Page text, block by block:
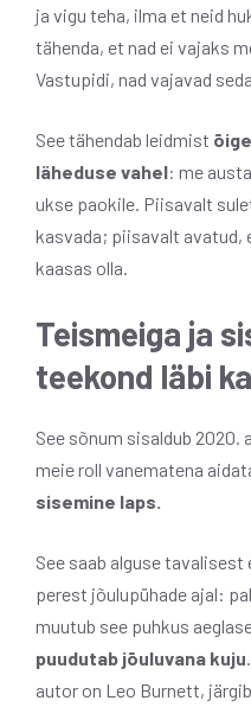
ja vigu teha, ilma et neid
tähenda, et nad ei vajaks
Vastupidi, nad vajavad
See tähendab leidmist
läheduse vahel: me
ukse paokile. Piisavalt
kasvada; piisavalt avatud,
kaasas olla.
Teismeiga ja
teekond läbi
See sõnum sisaldub 2020.
meie roll vanematena
sisemine laps.
See saab alguse
perest jõulupühade ajal:
muutub see puhkus
puudutab jõuluvana kuju
autor on Leo Burnett,